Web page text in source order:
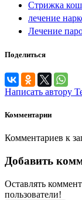
Стрижка
лечение
Лечение
Поделиться
Написать автору
Комментарии
Комментариев к
Добавить
Оставлять
пользователи!